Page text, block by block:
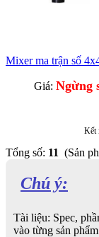
Mixer ma trận số
Giá: Ngừng
Kết
Tổng số: 11 (Sản
Chú ý:
Tài liệu: Spec,
vào từng sản phẩm